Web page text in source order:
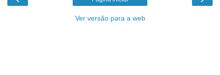
Ver versão para a web